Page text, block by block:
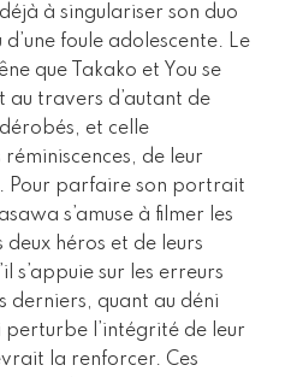
à singulariser son duo
foule adolescente. Le
que Takako et You se
au travers d’autant de
et celle
réminiscences, de leur
Pour parfaire son portrait
s’amuse à filmer les
héros et de leurs
s’appuie sur les erreurs
derniers, quant au déni
perturbe l’intégrité de leur
la renforcer. Ces